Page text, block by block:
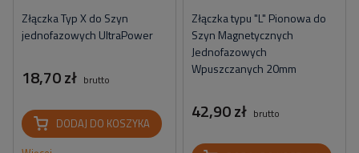
Złączka Typ X do Szyn
jednofazowych UltraPower
18,70 zł brutto
DODAJ DO KOSZYKA
Złączka typu "L" Pionowa do
Szyn Magnetycznych
Jednofazowych
Wpuszczanych 20mm
42,90 zł brutto